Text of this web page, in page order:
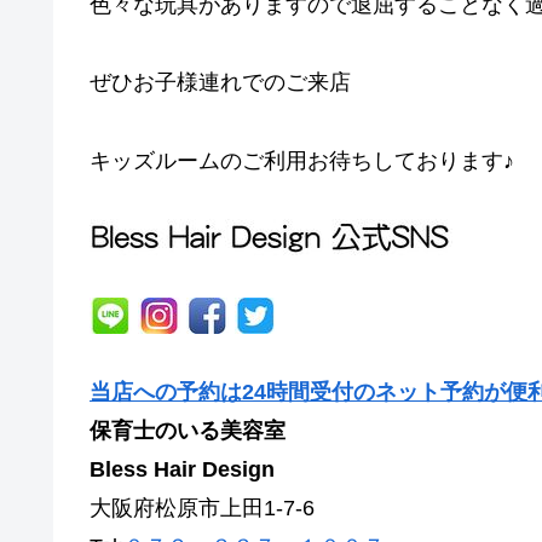
色々な玩具がありますので退屈することなく
ぜひお子様連れでのご来店
キッズルームのご利用お待ちしております♪
当店への予約は24時間受付のネット予約が便
保育士のいる美容室
Bless Hair Design
大阪府松原市上田1-7-6